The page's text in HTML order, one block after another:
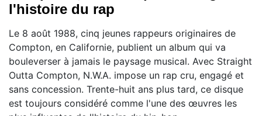
l'histoire du rap
Le 8 août 1988, cinq jeunes rappeurs originaires de
Compton, en Californie, publient un album qui va
bouleverser à jamais le paysage musical. Avec Straight
Outta Compton, N.W.A. impose un rap cru, engagé et
sans concession. Trente-huit ans plus tard, ce disque
est toujours considéré comme l'une des œuvres les